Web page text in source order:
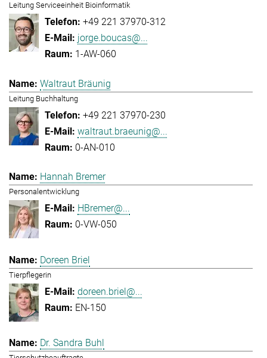
Leitung Serviceeinheit Bioinformatik
+49 221 37970-312
jorge.boucas@...
1-AW-060
Waltraut Bräunig
Leitung Buchhaltung
+49 221 37970-230
waltraut.braeunig@...
0-AN-010
Hannah Bremer
Personalentwicklung
HBremer@...
0-VW-050
Doreen Briel
Tierpflegerin
doreen.briel@...
EN-150
Dr. Sandra Buhl